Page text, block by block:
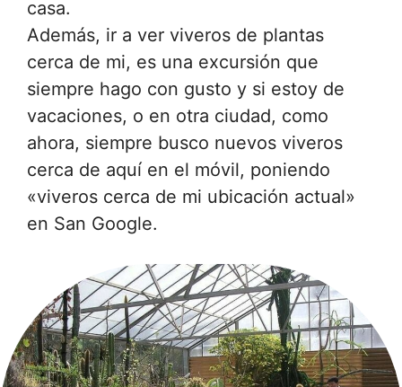
casa.
Además, ir a ver viveros de plantas
cerca de mi, es una excursión que
siempre hago con gusto y si estoy de
vacaciones, o en otra ciudad, como
ahora, siempre busco nuevos viveros
cerca de aquí en el móvil, poniendo
«viveros cerca de mi ubicación actual»
en San Google.